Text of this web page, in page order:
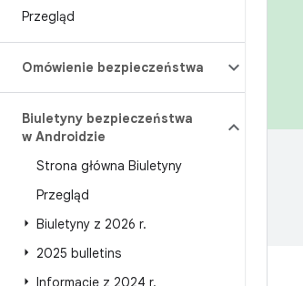
Przegląd
Omówienie bezpieczeństwa
Biuletyny bezpieczeństwa
w Androidzie
Strona główna Biuletyny
Przegląd
Biuletyny z 2026 r.
2025 bulletins
Informacje z 2024 r.